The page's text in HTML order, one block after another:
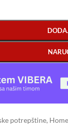
potrepštine,